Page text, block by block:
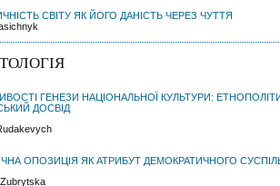
СВІТУ ЯК ЙОГО ДАНІСТЬ ЧЕРЕЗ ЧУТТЯ
ГЕНЕЗИ НАЦІОНАЛЬНОЇ КУЛЬТУРИ:
ДОСВІД
ОПОЗИЦІЯ ЯК АТРИБУТ ДЕМОКРАТИЧНОГО
Zubrytska